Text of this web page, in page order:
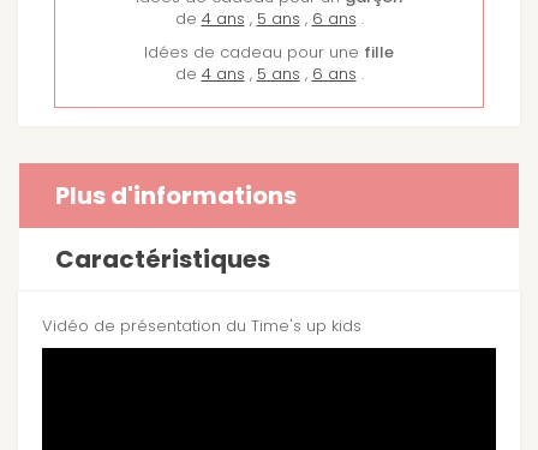
de 4 ans , 5 ans , 6 ans .
Idées de cadeau pour une fille
de 4 ans , 5 ans , 6 ans .
Plus d'informations
Caractéristiques
Vidéo de présentation du Time's up kids